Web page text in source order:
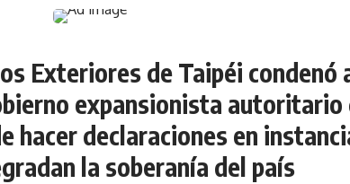
Exteriores de Taipéi condenó
expansionista autoritario
hacer declaraciones en
la soberanía del país